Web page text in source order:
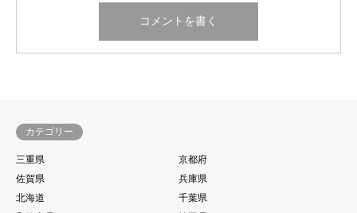
カテゴリー
三重県
京都府
佐賀県
兵庫県
北海道
千葉県